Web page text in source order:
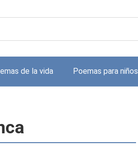
de la vida Poemas para niños